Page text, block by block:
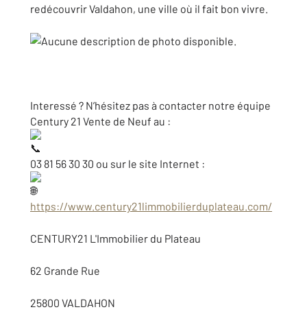
redécouvrir Valdahon, une ville où il fait bon vivre.
Interessé ? N’hésitez pas à contacter notre équipe
Century 21 Vente de Neuf au :
03 81 56 30 30 ou sur le site Internet :
https://www.century21limmobilierduplateau.com/
CENTURY21 L'Immobilier du Plateau
62 Grande Rue
25800 VALDAHON